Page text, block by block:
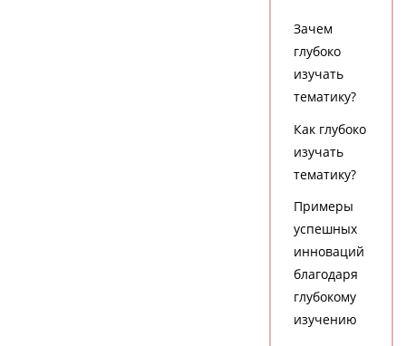
Зачем
глубоко
изучать
тематику?
Как глубоко
изучать
тематику?
Примеры
успешных
инноваций
благодаря
глубокому
изучению